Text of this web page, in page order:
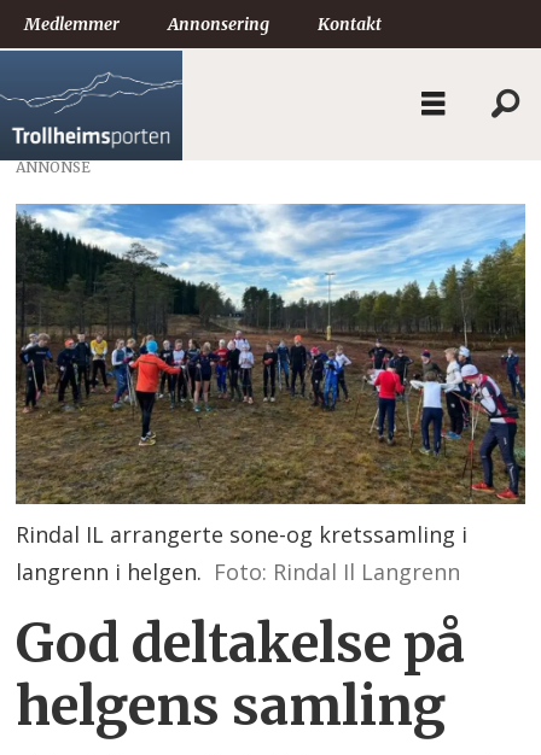
Medlemmer Annonsering Kontakt
ANNONSE
Rindal IL arrangerte sone-og kretssamling i
langrenn i helgen. Foto: Rindal Il Langrenn
God deltakelse på
helgens samling